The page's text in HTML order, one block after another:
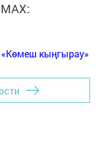
«Көмеш кыңгырау»